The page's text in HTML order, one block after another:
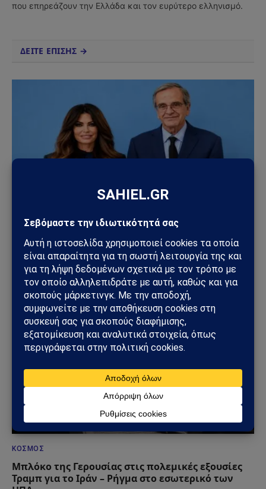
που επηρεάζουν την Ελλάδα και τον ευρύτερο ελληνισμό.
ΔΕΙΤΕ ΕΠΙΣΗΣ →
ΠΟΛΙΤΙΚΉ
Συνάντηση Σαμαρά – Γκίλφοϊλ: Στο επίκεντρο οι
ελληνοαμερικανικές σχέσεις
29/06/2026
ΚΌΣΜΟΣ
Μπλόκο της Γερουσίας στις πολεμικές εξουσίες
Τραμπ για το Ιράν – Ρήγμα στο εσωτερικό των